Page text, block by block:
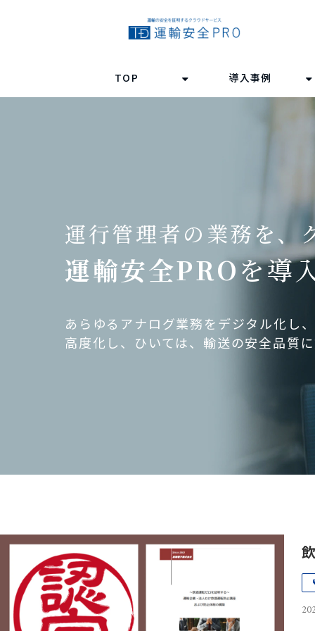
TOP 導入事例
運行管理者の業務を、
運輸安全PROを導
あらゆるアナログ業務をデジタル化し
高度化し、ひいては、輸送の安全品質